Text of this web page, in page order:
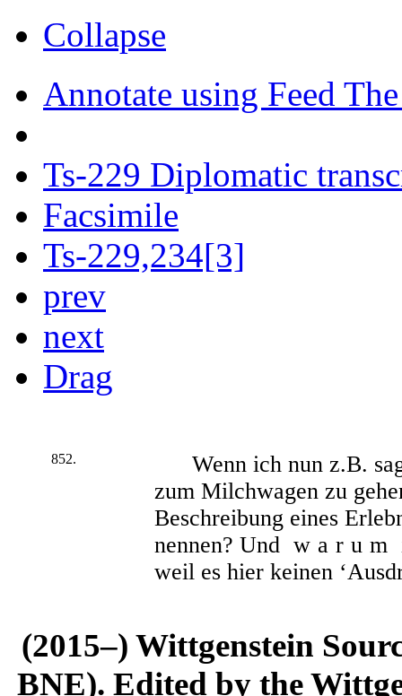
Collapse
Annotate using Feed
Ts-229 Diplomatic
Facsimile
Ts-229,234[3]
prev
next
Drag
852.
Wenn ich nun z.B.
zum Milchwagen zu
Beschreibung eines
nennen? Und warum
weil es hier keinen
(2015–) Wittgenstein
BNE). Edited by the